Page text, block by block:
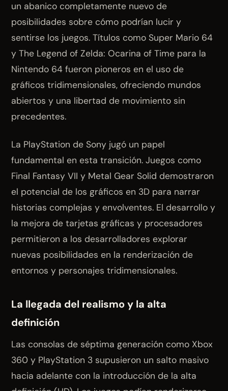
un abanico completamente nuevo de
posibilidades sobre cómo podrían lucir y
sentirse los juegos. Títulos como Super Mario 64
y The Legend of Zelda: Ocarina of Time para la
Nintendo 64 fueron pioneros en el uso de
gráficos tridimensionales, ofreciendo mundos
abiertos y una libertad de movimiento sin
precedentes.
La PlayStation de Sony jugó un papel
fundamental en esta transición. Juegos como
Final Fantasy VII y Metal Gear Solid demostraron
el potencial de los gráficos en 3D para narrar
historias complejas y envolventes. El desarrollo y
la mejora de tarjetas gráficas y procesadores
permitieron a los desarrolladores explorar
nuevas posibilidades en la renderización de
entornos y personajes tridimensionales.
La llegada del realismo y la alta
definición
Las consolas de séptima generación como Xbox
360 y PlayStation 3 supusieron un salto masivo
hacia adelante con la introducción de la alta